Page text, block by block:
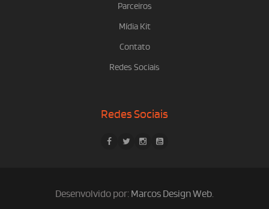
Parceiros
Mídia Kit
Contato
Redes Sociais
Redes Sociais
Desenvolvido por: Marcos Design Web.